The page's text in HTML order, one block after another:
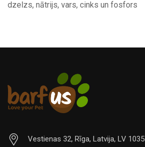
dzelzs, nātrijs, vars, cinks un fosfors
Vestienas 32, Rīga, Latvija, LV 1035